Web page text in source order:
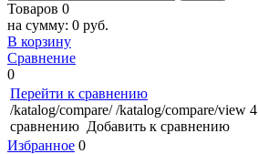
Товаров 0
на сумму: 0 руб.
В корзину
Сравнение
0
Перейти к сравнению
/katalog/compare/ /katalog/compare/view 4
сравнению Добавить к сравнению
Избранное 0